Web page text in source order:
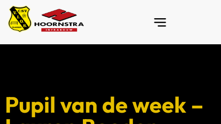
Pupil van de week –